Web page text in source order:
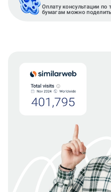
Оплату консультации
бумагам можно